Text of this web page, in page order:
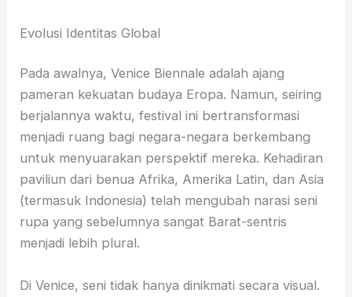
Evolusi Identitas Global
Pada awalnya, Venice Biennale adalah ajang
pameran kekuatan budaya Eropa. Namun, seiring
berjalannya waktu, festival ini bertransformasi
menjadi ruang bagi negara-negara berkembang
untuk menyuarakan perspektif mereka. Kehadiran
paviliun dari benua Afrika, Amerika Latin, dan Asia
(termasuk Indonesia) telah mengubah narasi seni
rupa yang sebelumnya sangat Barat-sentris
menjadi lebih plural.
Di Venice, seni tidak hanya dinikmati secara visual.